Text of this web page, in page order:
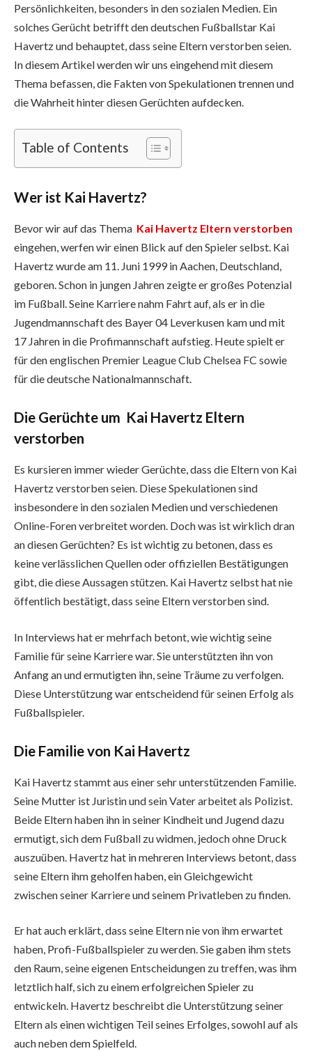
Persönlichkeiten, besonders in den sozialen Medien. Ein
solches Gerücht betrifft den deutschen Fußballstar Kai
Havertz und behauptet, dass seine Eltern verstorben seien.
In diesem Artikel werden wir uns eingehend mit diesem
Thema befassen, die Fakten von Spekulationen trennen und
die Wahrheit hinter diesen Gerüchten aufdecken.
Table of Contents
Wer ist Kai Havertz?
Bevor wir auf das Thema Kai Havertz Eltern verstorben
eingehen, werfen wir einen Blick auf den Spieler selbst. Kai
Havertz wurde am 11. Juni 1999 in Aachen, Deutschland,
geboren. Schon in jungen Jahren zeigte er großes Potenzial
im Fußball. Seine Karriere nahm Fahrt auf, als er in die
Jugendmannschaft des Bayer 04 Leverkusen kam und mit
17 Jahren in die Profimannschaft aufstieg. Heute spielt er
für den englischen Premier League Club Chelsea FC sowie
für die deutsche Nationalmannschaft.
Die Gerüchte um Kai Havertz Eltern
verstorben
Es kursieren immer wieder Gerüchte, dass die Eltern von Kai
Havertz verstorben seien. Diese Spekulationen sind
insbesondere in den sozialen Medien und verschiedenen
Online-Foren verbreitet worden. Doch was ist wirklich dran
an diesen Gerüchten? Es ist wichtig zu betonen, dass es
keine verlässlichen Quellen oder offiziellen Bestätigungen
gibt, die diese Aussagen stützen. Kai Havertz selbst hat nie
öffentlich bestätigt, dass seine Eltern verstorben sind.
In Interviews hat er mehrfach betont, wie wichtig seine
Familie für seine Karriere war. Sie unterstützten ihn von
Anfang an und ermutigten ihn, seine Träume zu verfolgen.
Diese Unterstützung war entscheidend für seinen Erfolg als
Fußballspieler.
Die Familie von Kai Havertz
Kai Havertz stammt aus einer sehr unterstützenden Familie.
Seine Mutter ist Juristin und sein Vater arbeitet als Polizist.
Beide Eltern haben ihn in seiner Kindheit und Jugend dazu
ermutigt, sich dem Fußball zu widmen, jedoch ohne Druck
auszuüben. Havertz hat in mehreren Interviews betont, dass
seine Eltern ihm geholfen haben, ein Gleichgewicht
zwischen seiner Karriere und seinem Privatleben zu finden.
Er hat auch erklärt, dass seine Eltern nie von ihm erwartet
haben, Profi-Fußballspieler zu werden. Sie gaben ihm stets
den Raum, seine eigenen Entscheidungen zu treffen, was ihm
letztlich half, sich zu einem erfolgreichen Spieler zu
entwickeln. Havertz beschreibt die Unterstützung seiner
Eltern als einen wichtigen Teil seines Erfolges, sowohl auf als
auch neben dem Spielfeld.